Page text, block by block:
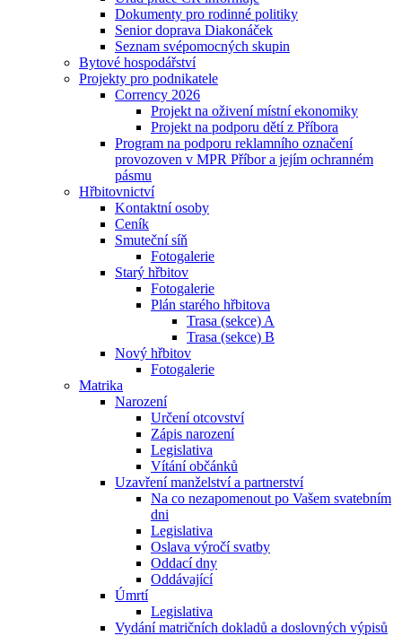
Dokumenty pro rodinné politiky
Senior doprava Diakonáček
Seznam svépomocných skupin
Bytové hospodářství
Projekty pro podnikatele
Corrency 2026
Projekt na oživení místní ekonomiky
Projekt na podporu dětí z Příbora
Program na podporu reklamního označení
provozoven v MPR Příbor a jejím ochranném
pásmu
Hřbitovnictví
Kontaktní osoby
Ceník
Smuteční síň
Fotogalerie
Starý hřbitov
Fotogalerie
Plán starého hřbitova
Trasa (sekce) A
Trasa (sekce) B
Nový hřbitov
Fotogalerie
Matrika
Narození
Určení otcovství
Zápis narození
Legislativa
Vítání občánků
Uzavření manželství a partnerství
Na co nezapomenout po Vašem svatebním
dni
Legislativa
Oslava výročí svatby
Oddací dny
Oddávající
Úmrtí
Legislativa
Vydání matričních dokladů a doslovných výpisů